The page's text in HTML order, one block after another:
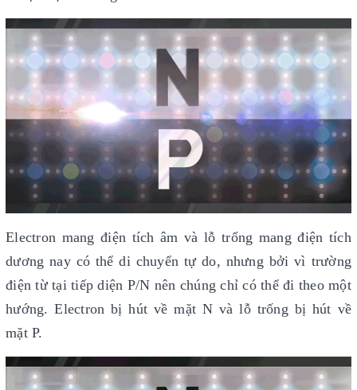
Electron mang điện tích âm và lỗ trống mang điện tích
dương nay có thể di chuyển tự do, nhưng bởi vì trường
điện từ tại tiếp diện P/N nên chúng chỉ có thể đi theo một
hướng. Electron bị hút về mặt N và lỗ trống bị hút về
mặt P.